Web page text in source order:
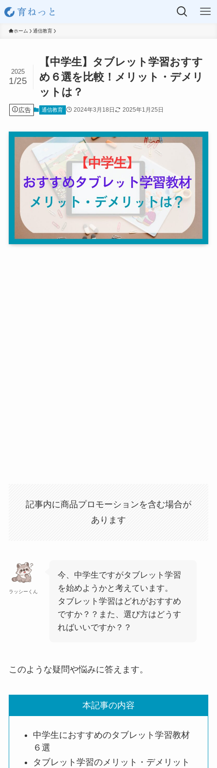
ホーム 通信教育
【中学生】タブレット学習おすす
め６選を比較！メリット・デメリ
ットは？
2025
1/25
広告 通信教育 2024年3月18日 2025年1月25日
記事内に商品プロモーションを含む場合が
あります
ラッシーくん
今、中学生ですがタブレット学習
を始めようかと考えています。
タブレット学習はどれがおすすめ
ですか？？また、選び方はどうす
ればいいですか？？
このような疑問や悩みに答えます。
本記事の内容
中学生におすすめのタブレット学習教材
６選
タブレット学習のメリット・デメリット